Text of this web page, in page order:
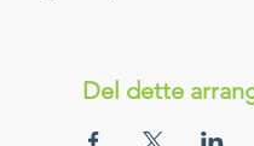
Del dette